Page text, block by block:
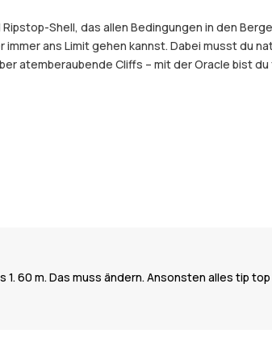
Shell, das allen Bedingungen in den
ans Limit gehen kannst. Dabei musst du
atemberaubende Cliffs – mit der Oracle bist
60 m. Das muss ändern. Ansonsten alles tip top